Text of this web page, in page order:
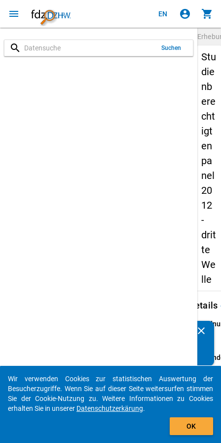
menu EN account_circle shopping_cart
search Suchen
Stu
die
nb
ere
cht
igt
en
pa
nel
20
12
-
drit
te
We
lle
Details
3
und
clear
auto_stories
add_shopping_cart
Wir verwenden Cookies zur statistischen Auswertung der
Besucherzugriffe. Wenn Sie auf dieser Seite weitersurfen stimmen
Sie der Cookie-Nutzung zu. Weitere Informationen zu Cookies
erhalten Sie in unserer Datenschutzerkärung.
OK